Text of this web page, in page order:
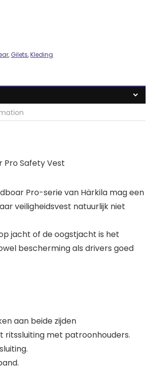
, Gilets,Kleding
Pro Safety Vest
Pro-serie van Härkila mag een
veiligheidsvest natuurlijk niet
jacht of de oogstjacht is het
bescherming als drivers goed
aan beide zijden
ritssluiting met patroonhouders.